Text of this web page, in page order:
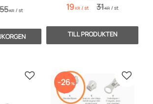
55KR /st 19KR /st 31KR /st
Lägg till i favoriter
26% Lägg